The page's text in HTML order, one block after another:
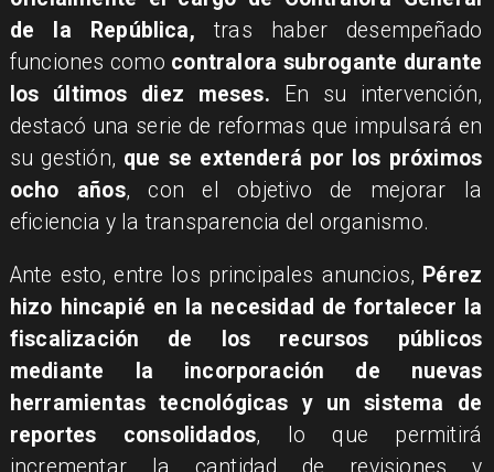
de la República,tras haber desempeñado
funciones como contralora subrogante durante
los últimos diez meses.
En su intervención,
destacó una serie de reformas que impulsará en
su gestión, que se extenderá por los próximos
ocho años, con el objetivo de mejorar la
eficiencia y la transparencia del organismo.
Ante esto, entre los principales anuncios, Pérez
hizo hincapié en la necesidad de fortalecer la
fiscalización de los recursos públicos
mediante la incorporación de nuevas
herramientas tecnológicas y un sistema de
reportes consolidados, lo que permitirá